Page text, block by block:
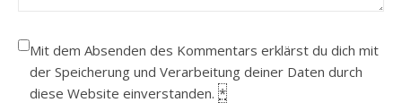
Mit dem Absenden des Kommentars erklärst du dich mit
der Speicherung und Verarbeitung deiner Daten durch
diese Website einverstanden. *